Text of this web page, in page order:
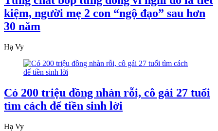
kiệm, người mẹ 2 con “ngộ đạo” sau hơn
30 năm
Hạ Vy
Có 200 triệu đồng nhàn rỗi, cô gái 27 tuổi
tìm cách để tiền sinh lời
Hạ Vy